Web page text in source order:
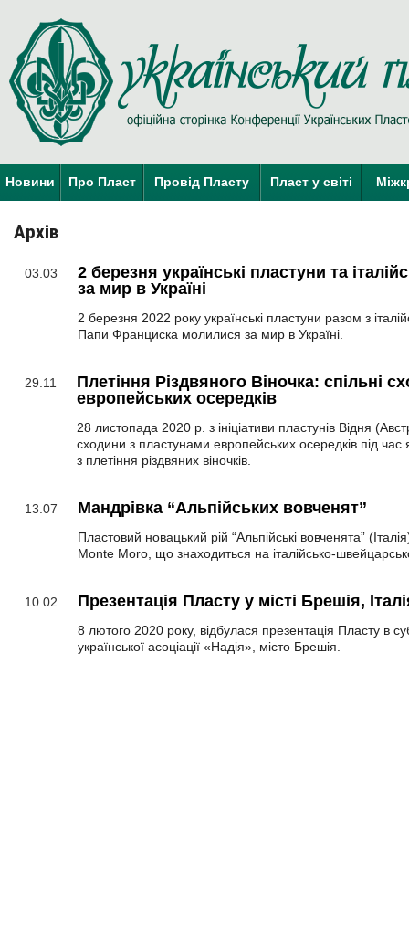
Новини Про Пласт Провід Пласту Пласт у світі
Архів
03.03
2 березня українські пластуни та
за мир в Україні
2 березня 2022 року українські пластуни разом з
Папи Франциска молилися за мир в Україні.
29.11
Плетіння Різдвяного Віночка: спільні
европейських осередків
28 листопада 2020 р. з ініціативи пластунів Відня
сходини з пластунами европейських осередків під час
з плетіння різдвяних віночків.
13.07 Мандрівка “Альпійських вовченят”
Пластовий новацький рій “Альпійські вовченята”
Monte Moro, що знаходиться на італійсько-
10.02 Презентація Пласту у місті Брешія,
8 лютого 2020 року, відбулася презентація Пласту в
української асоціації «Надія», місто Брешія.